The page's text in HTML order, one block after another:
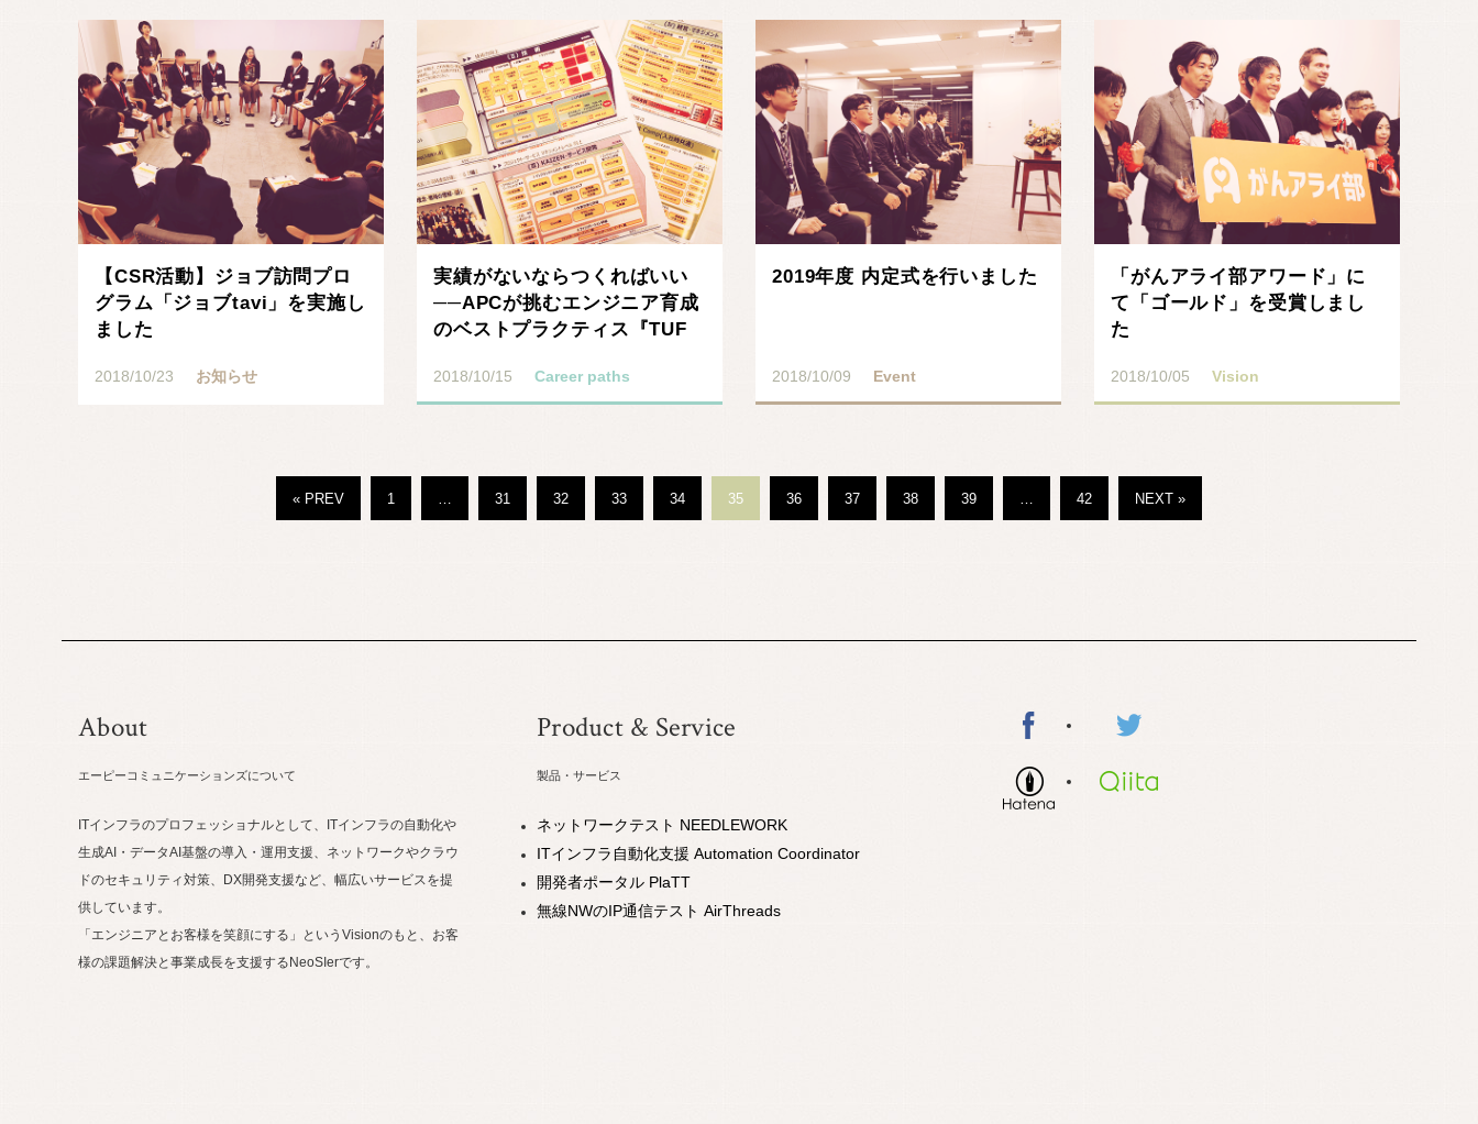
【CSR活動】ジョブ訪問プロ
グラム「ジョブtavi」を実施し
ました
2018/10/23 お知らせ
実績がないならつくればいい
──APCが挑むエンジニア育成
のベストプラクティス『TUF
2018/10/15 Career paths
2019年度 内定式を行いました
2018/10/09 Event
「がんアライ部アワード」に
て「ゴールド」を受賞しまし
た
2018/10/05 Vision
« PREV 1 … 31 32 33 34 35 36 37 38 39 … 42 NEXT »
About
エーピーコミュニケーションズについて
ITインフラのプロフェッショナルとして、ITインフラの自動化や
生成AI・データAI基盤の導入・運用支援、ネットワークやクラウ
ドのセキュリティ対策、DX開発支援など、幅広いサービスを提
供しています。
「エンジニアとお客様を笑顔にする」というVisionのもと、お客
様の課題解決と事業成長を支援するNeoSIerです。
Product & Service
製品・サービス
ネットワークテスト NEEDLEWORK
ITインフラ自動化支援 Automation Coordinator
開発者ポータル PlaTT
無線NWのIP通信テスト AirThreads